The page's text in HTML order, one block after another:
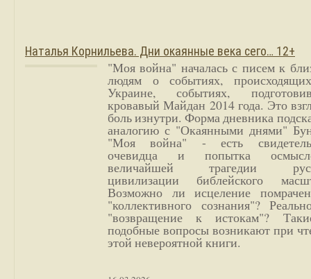
Наталья Корнильева. Дни окаянные века сего… 12+
"Моя война" началась с писем к
людям о событиях,
Украине, событиях,
кровавый Майдан 2014 года. Это
боль изнутри. Форма дневника
аналогию с "Окаянными днями"
"Моя война" - есть
очевидца и попытка
величайшей трагедии
цивилизации библейского
Возможно ли исцеление
"коллективного сознания"?
"возвращение к истокам"?
подобные вопросы возникают при
этой невероятной книги.